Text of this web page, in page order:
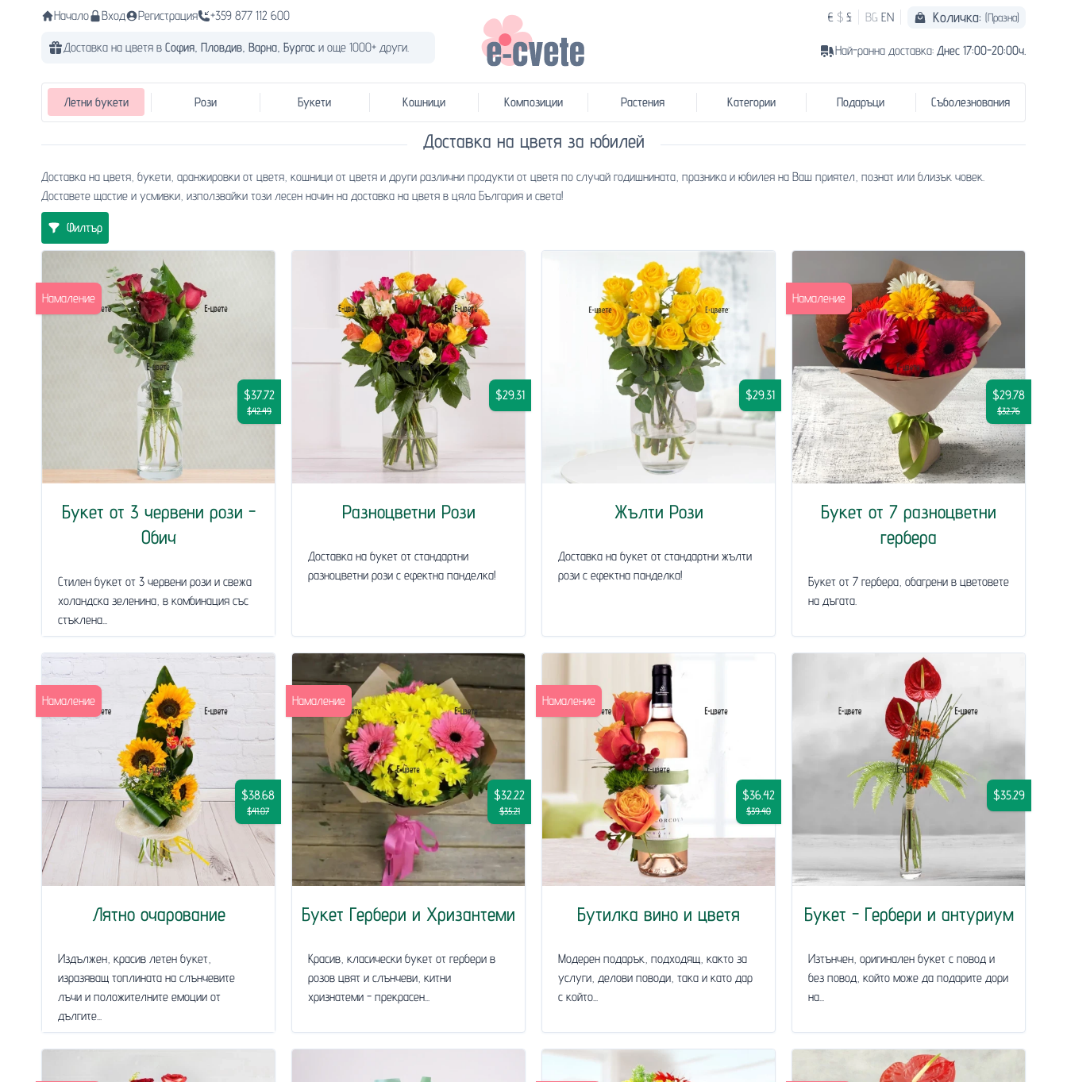
Начало Вход Регистрация +359 877 112 600
Доставка на цветя в София, Пловдив, Варна, Бургас и още 1000+ други.
€ $ £ BG EN Количка: (Празна)
Най-ранна доставка: Днес 17:00-20:00ч.
Летни букети Рози Букети Кошници Композиции Растения Категории Подаръци Съболезнования
Доставка на цветя за юбилей
Доставка на цветя, букети, аранжировки от цветя, кошници от цветя и други различни продукти от цветя по случай годишнината, празника и юбилея на Ваш приятел, познат или близък човек.
Доставете щастие и усмивки, използвайки този лесен начин на доставка на цветя в цяла България и света!
Филтър
Букет от 3 червени рози -
Обич
$37.72
$42.49
Намаление
Стилен букет от 3 червени рози и свежа
холандска зеленина, в комбинация със
стъклена...
Разноцветни Рози
$29.31
Доставка на букет от стандартни
разноцветни рози с ефектна панделка!
Жълти Рози
$29.31
Доставка на букет от стандартни жълти
рози с ефектна панделка!
Букет от 7 разноцветни
гербера
$29.78
$32.76
Намаление
Букет от 7 гербера, обагрени в цветовете
на дъгата.
Лятно очарование
$38.68
$41.07
Намаление
Издължен, красив летен букет,
изразяващ топлината на слънчевите
лъчи и положителните емоции от
дългите...
Букет Гербери и Хризантеми
$32.22
$35.21
Намаление
Красив, класически букет от гербери в
розов цвят и слънчеви, китни
хризнатеми - прекрасен...
Бутилка вино и цветя
$36.42
$39.40
Намаление
Модерен подарък, подходящ, както за
услуги, делови поводи, така и като дар
с който...
Букет - Гербери и антуриум
$35.29
Изтънчен, оригинален букет с повод и
без повод, който може да подарите дори
на...